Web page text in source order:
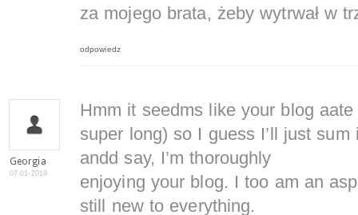
za mojego brata, żeby wytrwał w
odpowiedz
Georgia
07-01-2019
Hmm it seedms like your blog
super long) so I guess I’ll just
andd say, I’m thoroughly
enjoying your blog. I too am an
still new to everything.